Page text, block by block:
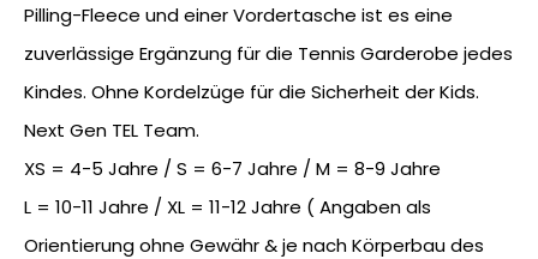
Pilling-Fleece und einer Vordertasche ist es eine
zuverlässige Ergänzung für die Tennis Garderobe jedes
Kindes. Ohne Kordelzüge für die Sicherheit der Kids.
Next Gen TEL Team.
XS = 4-5 Jahre / S = 6-7 Jahre / M = 8-9 Jahre
L = 10-11 Jahre / XL = 11-12 Jahre ( Angaben als
Orientierung ohne Gewähr & je nach Körperbau des